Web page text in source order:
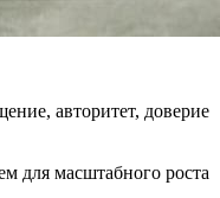
авторитет, доверие